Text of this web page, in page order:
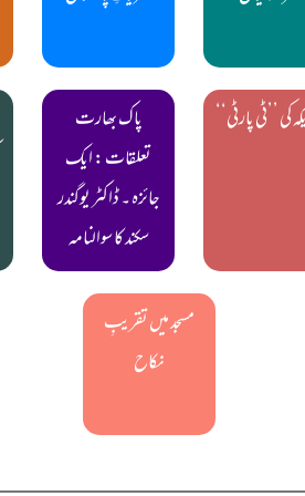
کی ’’ٹی پارٹی‘‘
پاک بھارت
تعلقات : ایک
جائزہ ۔ ڈاکٹر یوگندر
سکند کا سوالنامہ
مسجد میں تقریبِ
نکاح